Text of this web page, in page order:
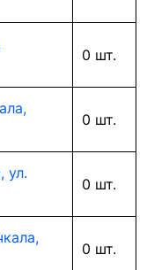
0 шт.
0 шт.
ул.
0 шт.
0 шт.